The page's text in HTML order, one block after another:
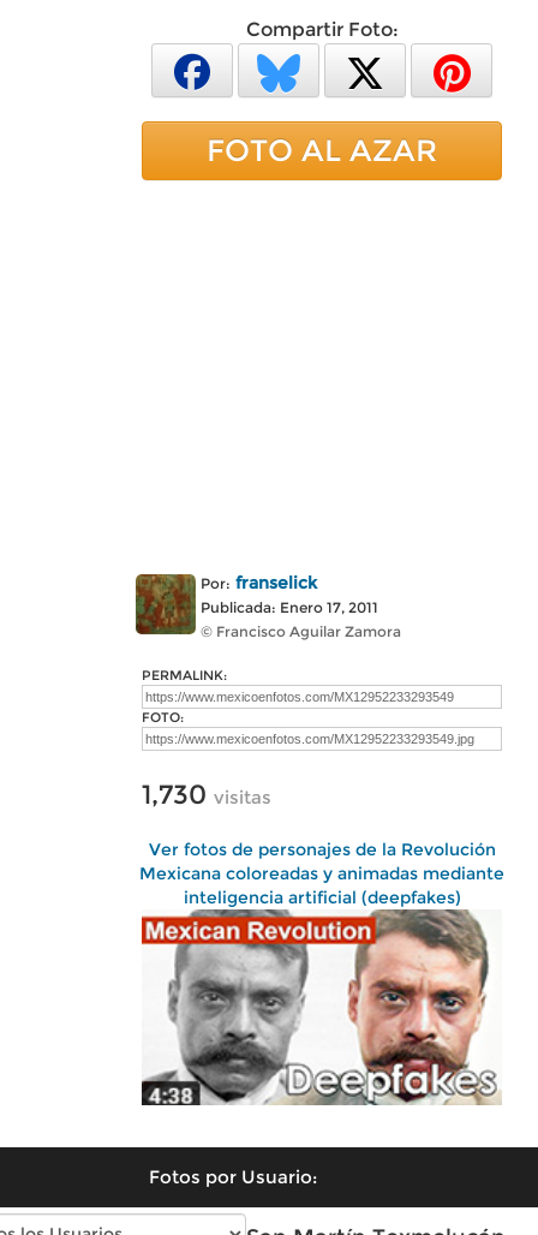
Compartir Foto:
FOTO AL AZAR
Por: franselick
Publicada: Enero 17, 2011
© Francisco Aguilar Zamora
PERMALINK:
FOTO:
1,730 visitas
Ver fotos de personajes de la Revolución
Mexicana coloreadas y animadas mediante
inteligencia artificial (deepfakes)
Fotos por Usuario: